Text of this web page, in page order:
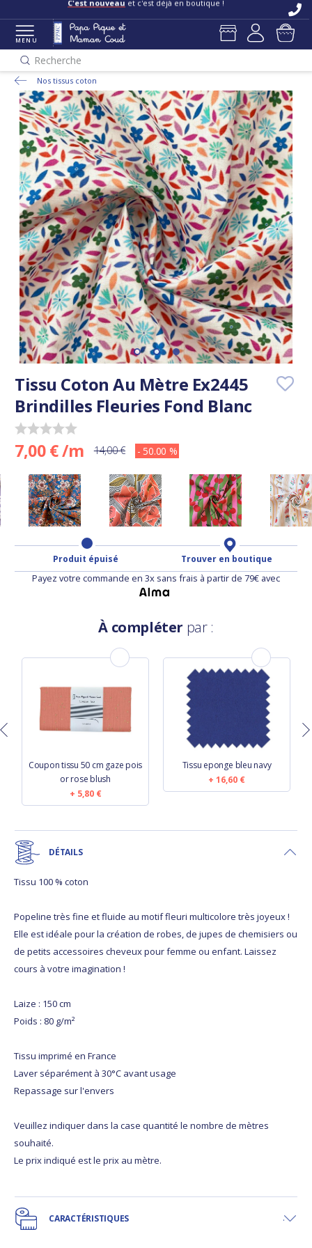
C'est nouveau et c'est déjà en boutique !
MENU
Recherche
Nos tissus coton
Tissu Coton Au Mètre Ex2445
Brindilles Fleuries Fond Blanc
7,00 € /m 14,00 € - 50.00 %
Produit épuisé Trouver en boutique
Payez votre commande en 3x sans frais à partir de 79€ avec
À compléter par :
Coupon tissu 50 cm gaze pois
or rose blush
5,80 €
Tissu eponge bleu navy
16,60 €
DÉTAILS
Tissu 100 % coton
Popeline très fine et fluide au motif fleuri multicolore très joyeux !
Elle est idéale pour la création de robes, de jupes de chemisiers ou
de petits accessoires cheveux pour femme ou enfant. Laissez
cours à votre imagination !
Laize : 150 cm
Poids : 80 g/m²
Tissu imprimé en France
Laver séparément à 30°C avant usage
Repassage sur l'envers
Veuillez indiquer dans la case quantité le nombre de mètres
souhaité.
Le prix indiqué est le prix au mètre.
CARACTÉRISTIQUES